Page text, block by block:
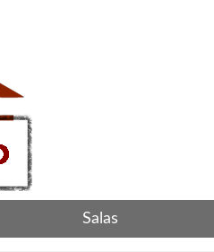
Salas